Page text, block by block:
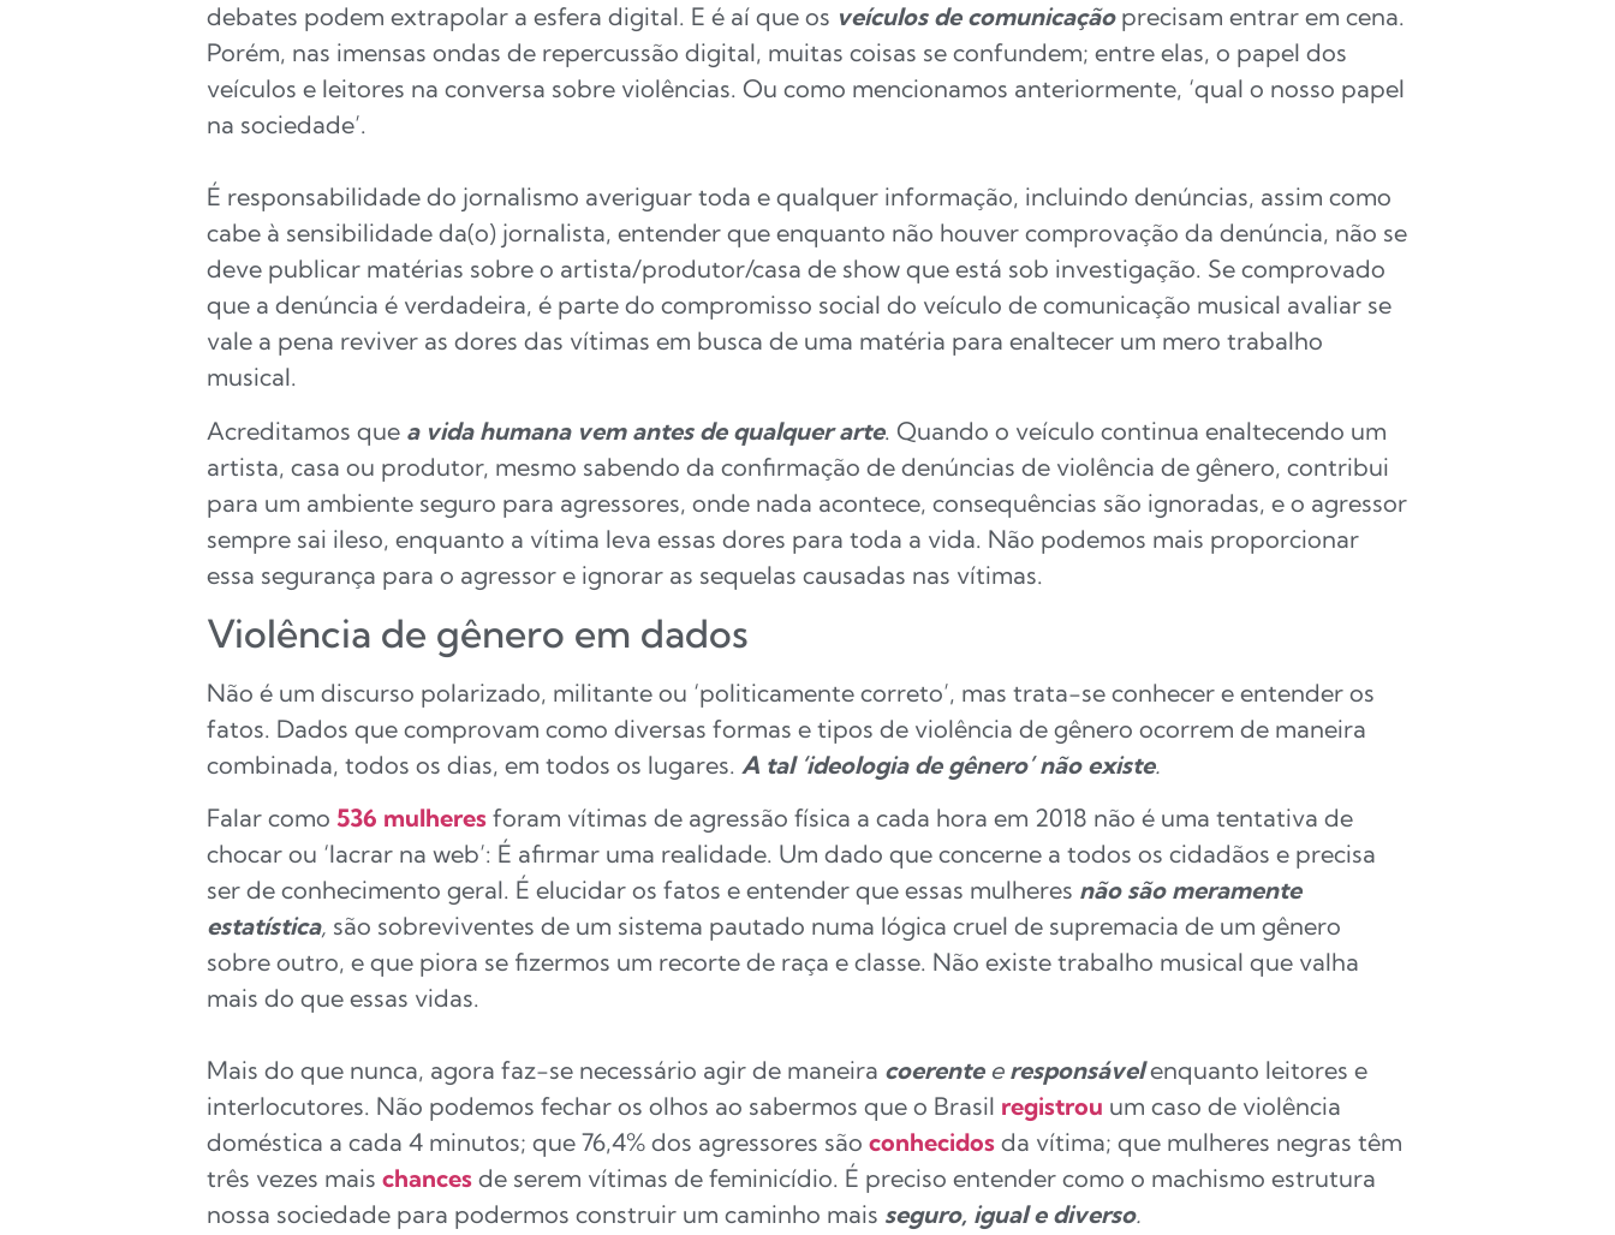
debates podem extrapolar a esfera digital. E é aí que os veículos de comunicaçãoprecisam entrar em cena.
Porém, nas imensas ondas de repercussão digital, muitas coisas se confundem; entre elas, o papel dos
veículos e leitores na conversa sobre violências. Ou como mencionamos anteriormente, ‘qual o nosso papel
na sociedade’.
É responsabilidade do jornalismo averiguar toda e qualquer informação, incluindo denúncias, assim como
cabe à sensibilidade da(o) jornalista, entender que enquanto não houver comprovação da denúncia, não se
deve publicar matérias sobre o artista/produtor/casa de show que está sob investigação. Se comprovado
que a denúncia é verdadeira, é parte do compromisso social do veículo de comunicação musical avaliar se
vale a pena reviver as dores das vítimas em busca de uma matéria para enaltecer um mero trabalho
musical.
Acreditamos que a vida humana vem antes de qualquer arte. Quando o veículo continua enaltecendo um
artista, casa ou produtor, mesmo sabendo da confirmação de denúncias de violência de gênero, contribui
para um ambiente seguro para agressores, onde nada acontece, consequências são ignoradas, e o agressor
sempre sai ileso, enquanto a vítima leva essas dores para toda a vida. Não podemos mais proporcionar
essa segurança para o agressor e ignorar as sequelas causadas nas vítimas.
Violência de gênero em dados
Não é um discurso polarizado, militante ou ‘politicamente correto’, mas trata-se conhecer e entender os
fatos. Dados que comprovam como diversas formas e tipos de violência de gênero ocorrem de maneira
combinada, todos os dias, em todos os lugares. A tal ‘ideologia de gênero’ não existe.
Falar como 536 mulheres foram vítimas de agressão física a cada hora em 2018 não é uma tentativa de
chocar ou ‘lacrar na web’: É afirmar uma realidade. Um dado que concerne a todos os cidadãos e precisa
ser de conhecimento geral. É elucidar os fatos e entender que essas mulheres não são meramente
estatística, são sobreviventes de um sistema pautado numa lógica cruel de supremacia de um gênero
sobre outro, e que piora se fizermos um recorte de raça e classe. Não existe trabalho musical que valha
mais do que essas vidas.
Mais do que nunca, agora faz-se necessário agir de maneira coerentee responsável enquanto leitores e
interlocutores. Não podemos fechar os olhos ao sabermos que o Brasil registrou um caso de violência
doméstica a cada 4 minutos; que 76,4% dos agressores são conhecidos da vítima; que mulheres negras têm
três vezes mais chances de serem vítimas de feminicídio. É preciso entender como o machismo estrutura
nossa sociedade para podermos construir um caminho mais seguro, igual e diverso.